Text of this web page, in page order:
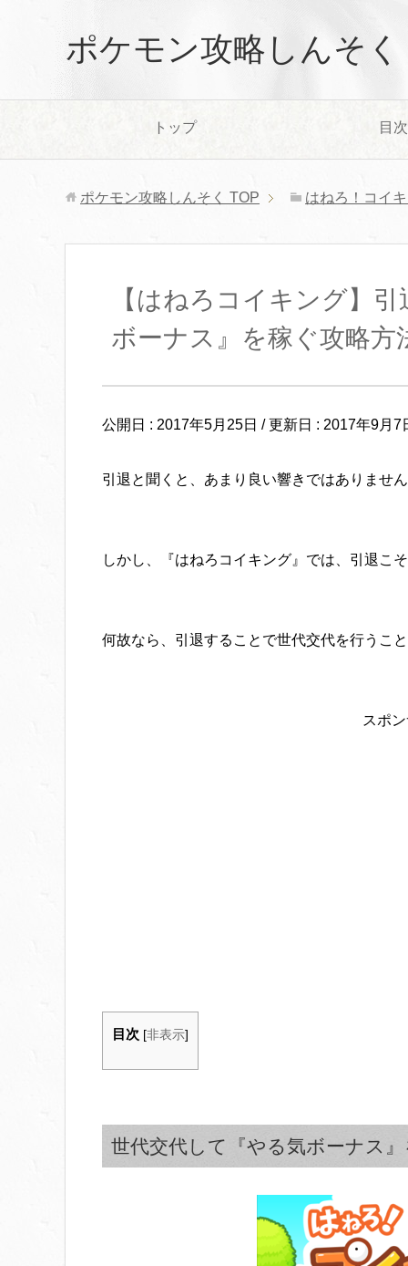
ポケモン攻略しんそく
トップ 目次
ポケモン攻略しんそく TOP はねろ！コイ
【はねろコイキング】
ボーナス』を稼ぐ攻略方
公開日 : 2017年5月25日 / 更新日 : 2017年9月7
引退と聞くと、あまり良い響きではありませ
しかし、『はねろコイキング』では、引退こ
何故なら、引退することで世代交代を行うこ
スポ
目次 [非表示]
世代交代して『やる気ボーナス